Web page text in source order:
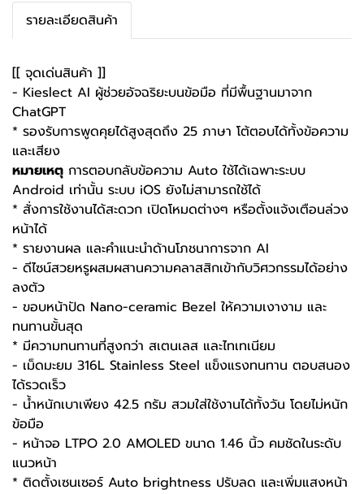
รายละเอียดสินค้า
[[ จุดเด่นสินค้า ]]
- Kieslect AI ผู้ช่วยอัจฉริยะบนข้อมือ ที่มีพื้นฐานมาจาก
ChatGPT
* รองรับการพูดคุยได้สูงสุดถึง 25 ภาษา โต้ตอบได้ทั้งข้อความ
และเสียง
หมายเหตุ การตอบกลับข้อความ Auto ใช้ได้เฉพาะระบบ
Android เท่านั้น ระบบ iOS ยังไม่สามารถใช้ได้
* สั่งการใช้งานได้สะดวก เปิดโหมดต่างๆ หรือตั้งแจ้งเตือนล่วง
หน้าได้
* รายงานผล และคำแนะนำด้านโภชนาการจาก AI
- ดีไซน์สวยหรูผสมผสานความคลาสสิกเข้ากับวิศวกรรมได้อย่าง
ลงตัว
- ขอบหน้าปัด Nano-ceramic Bezel ให้ความเงางาม และ
ทนทานขั้นสุด
* มีความทนทานที่สูงกว่า สเตนเลส และไทเทเนียม
- เม็ดมะยม 316L Stainless Steel แข็งแรงทนทาน ตอบสนอง
ได้รวดเร็ว
- น้ำหนักเบาเพียง 42.5 กรัม สวมใส่ใช้งานได้ทั้งวัน โดยไม่หนัก
ข้อมือ
- หน้าจอ LTPO 2.0 AMOLED ขนาด 1.46 นิ้ว คมชัดในระดับ
แนวหน้า
* ติดตั้งเซนเซอร์ Auto brightness ปรับลด และเพิ่มแสงหน้า